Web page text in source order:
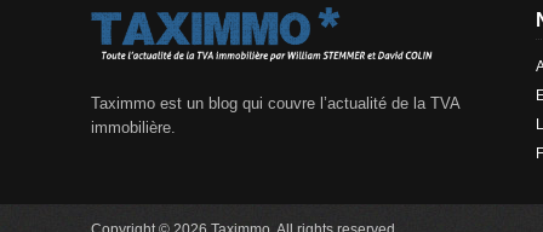
Taximmo est un blog qui couvre l’actualité de la TVA
immobilière.